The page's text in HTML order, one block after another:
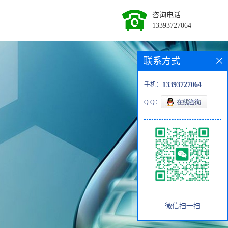
咨询电话
13393727064
联系方式
手机： 13393727064
Q Q：
微信扫一扫